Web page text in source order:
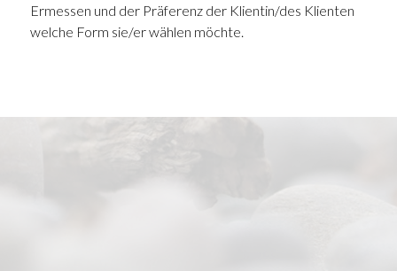
Ermessen und der Präferenz der Klientin/des Klienten
welche Form sie/er wählen möchte.